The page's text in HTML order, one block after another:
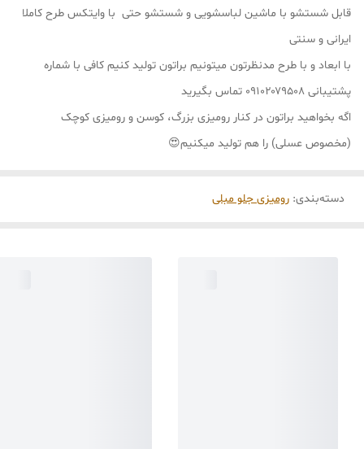
قابل شستشو با ماشین لباسشویی و شستشو حتی با وایتکس طرح کاملا
ایرانی و سنتی
با ابعاد و با طرح مدنظرتون میتونیم براتون تولید کنیم کافی با شماره
پشتیبانی ۰۹۱۰۲۰۷۹۵۰۸ تماس بگیرید
اگه بخواهید براتون در کنار رومیزی بزرگ، کوسن و رومیزی کوچک
(مخصوص عسلی) را هم تولید میکنیم😍
دسته‌بندی: رومیزی جلو مبلی